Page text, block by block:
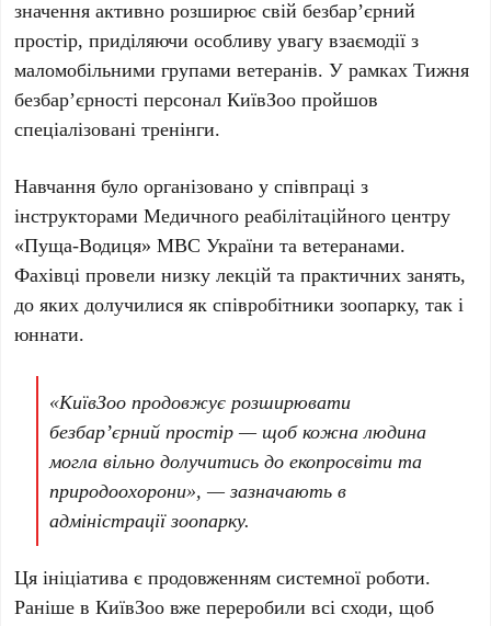
значення активно розширює свій безбар’єрний
простір, приділяючи особливу увагу взаємодії з
маломобільними групами ветеранів. У рамкахТижня
безбар’єрності персоналКиївЗоо пройшов
спеціалізовані тренінги.
Навчання було організовано у співпраці з
інструкторамиМедичного реабілітаційного центру
«Пуща-Водиця» МВС України та ветеранами.
Фахівці провели низку лекцій та практичних занять,
до яких долучилися як співробітники зоопарку, так і
юннати.
«КиївЗоо продовжує розширювати
безбар’єрний простір — щоб кожна людина
могла вільно долучитись до екопросвіти та
природоохорони», — зазначають в
адміністрації зоопарку.
Ця ініціатива є продовженням системної роботи.
Раніше вКиївЗоо вже переробили всі сходи, щоб